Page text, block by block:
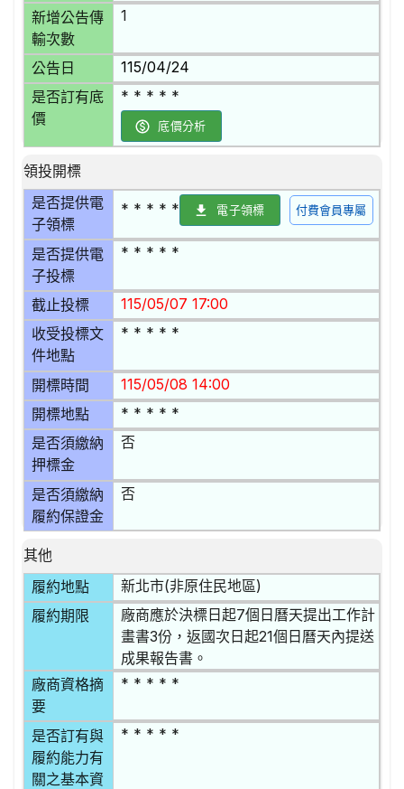
新增公告傳
輸次數
1
公告日 115/04/24
是否訂有底
價
* * * * *
底價分析
領投開標
是否提供電
子領標
* * * * * 電子領標 付費會員專屬
是否提供電
子投標
* * * * *
截止投標 115/05/07 17:00
收受投標文
件地點
* * * * *
開標時間 115/05/08 14:00
開標地點 * * * * *
是否須繳納
押標金
否
是否須繳納
履約保證金
否
其他
履約地點
新北市(非原住民地區)
履約期限
廠商應於決標日起7個日曆天提出工作計
畫書3份，返國次日起21個日曆天內提送
成果報告書。
廠商資格摘
要
* * * * *
是否訂有與
履約能力有
關之基本資
* * * * *